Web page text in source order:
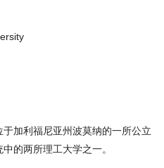
加利福尼亚州波莫纳的一所公立
的两所理工大学之一。